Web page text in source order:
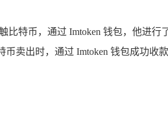
特币，通过 Imtoken 钱包，他进
卖出时，通过 Imtoken 钱包成功